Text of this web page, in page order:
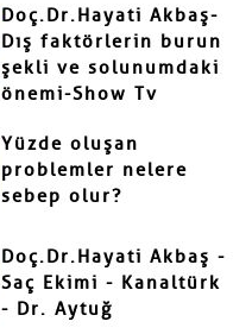
Doç.Dr.Hayati Akbaş-
Dış faktörlerin burun
şekli ve solunumdaki
önemi-Show Tv
Yüzde oluşan
problemler nelere
sebep olur?
Doç.Dr.Hayati Akbaş -
Saç Ekimi - Kanaltürk
- Dr. Aytuğ